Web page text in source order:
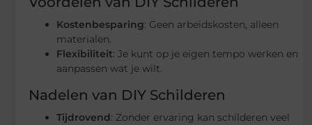
Kostenbesparing: Geen arbeidskosten, alleen
materialen.
Flexibiliteit: Je kunt op je eigen tempo werken en
aanpassen wat je wilt.
Nadelen van DIY Schilderen
Tijdrovend: Zonder ervaring kan schilderen veel